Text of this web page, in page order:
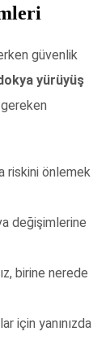
güvenlik
yürüyüş
riskini önlemek
değişimlerine
birine nerede
için yanınızda